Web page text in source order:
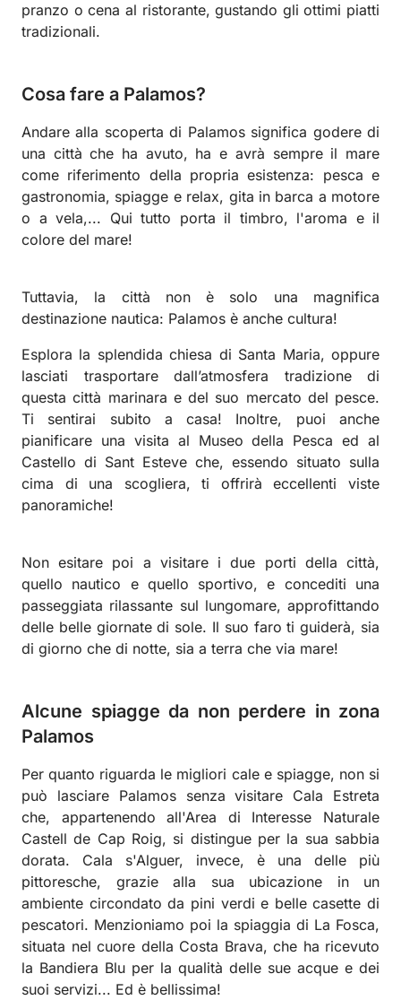
pranzo o cena al ristorante, gustando gli ottimi piatti
tradizionali.
Cosa fare a Palamos?
Andare alla scoperta di Palamos significa godere di
una città che ha avuto, ha e avrà sempre il mare
come riferimento della propria esistenza: pesca e
gastronomia, spiagge e relax, gita in barca a motore
o a vela,... Qui tutto porta il timbro, l'aroma e il
colore del mare!
Tuttavia, la città non è solo una magnifica
destinazione nautica: Palamos è anche cultura!
Esplora la splendida chiesa di Santa Maria, oppure
lasciati trasportare dall’atmosfera tradizione di
questa città marinara e del suo mercato del pesce.
Ti sentirai subito a casa! Inoltre, puoi anche
pianificare una visita al Museo della Pesca ed al
Castello di Sant Esteve che, essendo situato sulla
cima di una scogliera, ti offrirà eccellenti viste
panoramiche!
Non esitare poi a visitare i due porti della città,
quello nautico e quello sportivo, e concediti una
passeggiata rilassante sul lungomare, approfittando
delle belle giornate di sole. Il suo faro ti guiderà, sia
di giorno che di notte, sia a terra che via mare!
Alcune spiagge da non perdere in zona
Palamos
Per quanto riguarda le migliori cale e spiagge, non si
può lasciare Palamos senza visitare Cala Estreta
che, appartenendo all'Area di Interesse Naturale
Castell de Cap Roig, si distingue per la sua sabbia
dorata. Cala s'Alguer, invece, è una delle più
pittoresche, grazie alla sua ubicazione in un
ambiente circondato da pini verdi e belle casette di
pescatori. Menzioniamo poi la spiaggia di La Fosca,
situata nel cuore della Costa Brava, che ha ricevuto
la Bandiera Blu per la qualità delle sue acque e dei
suoi servizi... Ed è bellissima!